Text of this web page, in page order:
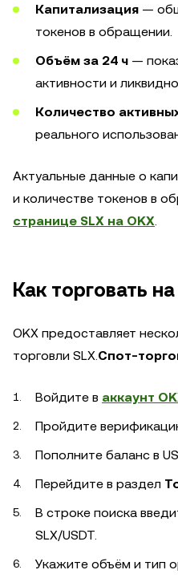
Капитализация —
токенов в обращении.
Объём за 24 ч —
активности и
Количество
реального
Актуальные данные о
и количестве токенов в
странице SLX на OKX.
Как торговать
OKX предоставляет
торговли SLX.Спот-
Войдите в аккаунт
Пройдите
Пополните баланс в
Перейдите в раздел
В строке поиска
SLX/USDT.
Укажите объём и тип